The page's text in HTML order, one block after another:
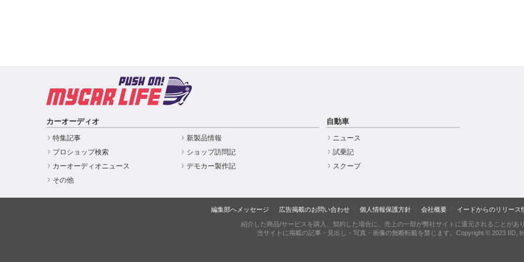
カーオーディオ
特集記事
新製品情報
プロショップ検索
ショップ訪問記
カーオーディオニュース
デモカー製作記
その他
自動車
ニュース
試乗記
スクープ
編集部へメッセージ 広告掲載のお問い合わせ 個人情報保護方針 会社概要 イードからのリリース
紹介した商品/サービスを購入、契約した場合に、売上の一部が弊社サイトに還元されることがあり
当サイトに掲載の記事・見出し・写真・画像の無断転載を禁じます。Copyright © 2023 IID,